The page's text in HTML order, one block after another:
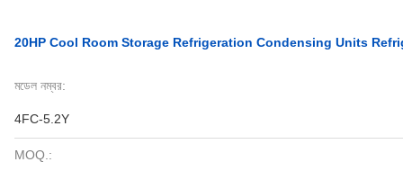
20HP Cool Room Storage Refrigeration Condensing Units
মডেল নম্বর:
4FC-5.2Y
MOQ.: